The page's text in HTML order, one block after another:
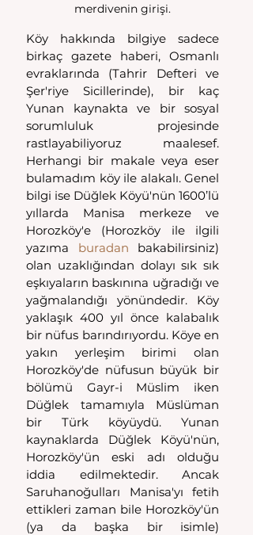
merdivenin girişi.
Köy hakkında bilgiye sadece
birkaç gazete haberi, Osmanlı
evraklarında (Tahrir Defteri ve
Şer'riye Sicillerinde), bir kaç
Yunan kaynakta ve bir sosyal
sorumluluk projesinde
rastlayabiliyoruz maalesef.
Herhangi bir makale veya eser
bulamadım köy ile alakalı. Genel
bilgi ise Düğlek Köyü'nün 1600’lü
yıllarda Manisa merkeze ve
Horozköy'e (Horozköy ile ilgili
yazıma buradan bakabilirsiniz)
olan uzaklığından dolayı sık sık
eşkıyaların baskınına uğradığı ve
yağmalandığı yönündedir. Köy
yaklaşık 400 yıl önce kalabalık
bir nüfus barındırıyordu. Köye en
yakın yerleşim birimi olan
Horozköy'de nüfusun büyük bir
bölümü Gayr-i Müslim iken
Düğlek tamamıyla Müslüman
bir Türk köyüydü. Yunan
kaynaklarda Düğlek Köyü'nün,
Horozköy'ün eski adı olduğu
iddia edilmektedir. Ancak
Saruhanoğulları Manisa'yı fetih
ettikleri zaman bile Horozköy'ün
(ya da başka bir isimle)